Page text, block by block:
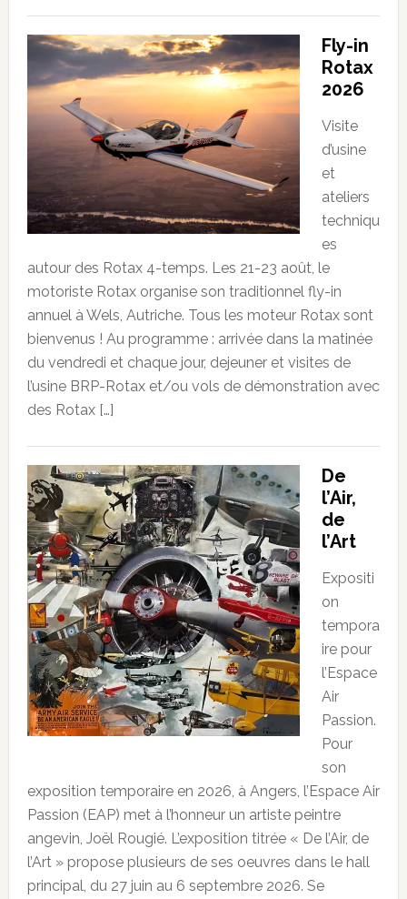
Fly-in
Rotax
2026
Visite
d’usine
et
ateliers
techniqu
es
autour des Rotax 4-temps. Les 21-23 août, le
motoriste Rotax organise son traditionnel fly-in
annuel à Wels, Autriche. Tous les moteur Rotax sont
bienvenus ! Au programme : arrivée dans la matinée
du vendredi et chaque jour, dejeuner et visites de
l’usine BRP-Rotax et/ou vols de démonstration avec
des Rotax […]
De
l’Air,
de
l’Art
Expositi
on
tempora
ire pour
l’Espace
Air
Passion.
Pour
son
exposition temporaire en 2026, à Angers, l’Espace Air
Passion (EAP) met à l’honneur un artiste peintre
angevin, Joël Rougié. L’exposition titrée « De l’Air, de
l’Art » propose plusieurs de ses oeuvres dans le hall
principal, du 27 juin au 6 septembre 2026. Se